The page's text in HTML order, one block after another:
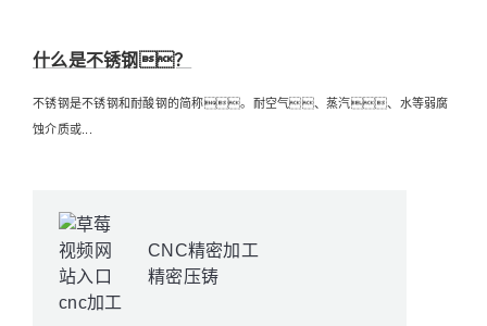
什么是不锈钢？
不锈钢是不锈钢和耐酸钢的简称。耐空气、蒸汽、水等弱腐
蚀介质或...
CNC精密加工
精密压铸